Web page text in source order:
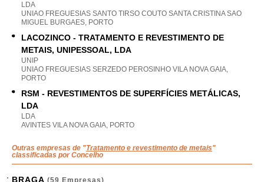
LDA
UNIAO FREGUESIAS SANTO TIRSO COUTO SANTA CRISTINA SAO
MIGUEL BURGAES, PORTO
LACOZINCO - TRATAMENTO E REVESTIMENTO DE
METAIS, UNIPESSOAL, LDA
UNIP
UNIAO FREGUESIAS SERZEDO PEROSINHO VILA NOVA GAIA,
PORTO
RSM - REVESTIMENTOS DE SUPERFÍCIES METÁLICAS,
LDA
LDA
AVINTES VILA NOVA GAIA, PORTO
Outras empresas de "Tratamento e revestimento de metais"
classificadas por Concelho
BRAGA (59 Empresas)